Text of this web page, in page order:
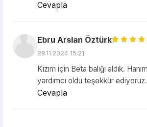
Cevapla
Ebru Arslan Öztürk
28.11.2024 15:21
Kızım için Beta balığı aldık.
yardımcı oldu teşekkür ediyoruz.
Cevapla